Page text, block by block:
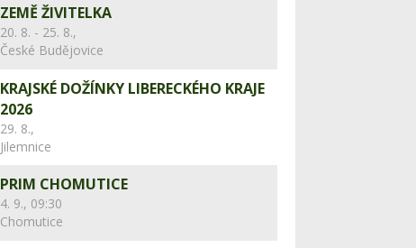
ZEMĚ ŽIVITELKA
20. 8. - 25. 8.,
České Budějovice
KRAJSKÉ DOŽÍNKY LIBERECKÉHO KRAJE
2026
29. 8.,
Jilemnice
PRIM CHOMUTICE
4. 9., 09:30
Chomutice